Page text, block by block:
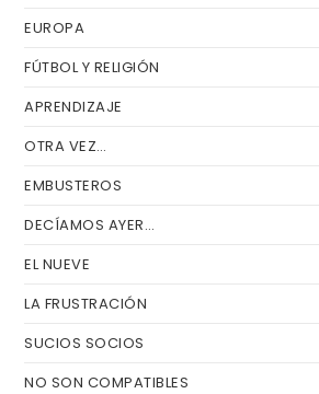
EUROPA
FÚTBOL Y RELIGIÓN
APRENDIZAJE
OTRA VEZ…
EMBUSTEROS
DECÍAMOS AYER…
EL NUEVE
LA FRUSTRACIÓN
SUCIOS SOCIOS
NO SON COMPATIBLES